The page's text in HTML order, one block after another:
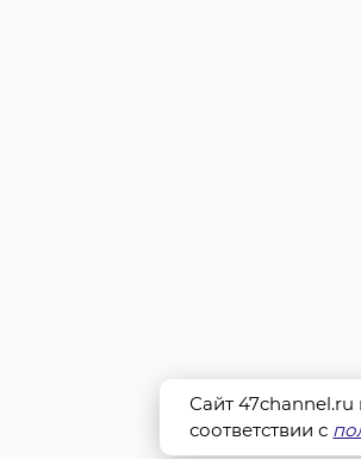
Сайт 47channel.ru
соответствии с